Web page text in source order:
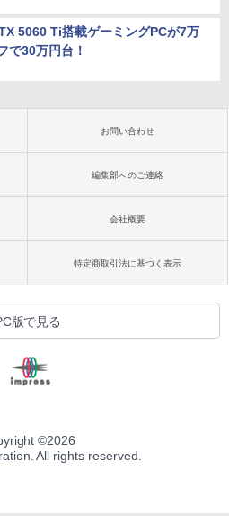
5060 Ti搭載ゲーミングPCが7万
で30万円台！
お問い合わせ
編集部へのご連絡
会社概要
特定商取引法に基づく表示
版で見る
©2026
All rights reserved.